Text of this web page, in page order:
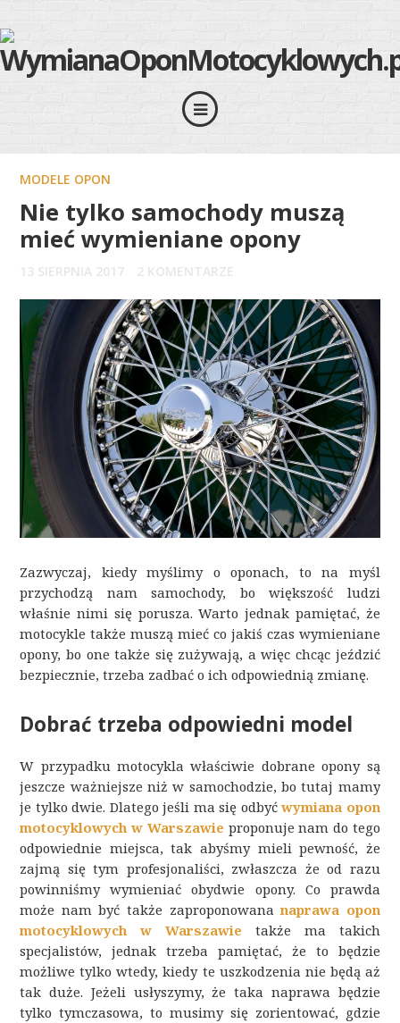
MODELE OPON
Nie tylko samochody muszą
mieć wymieniane opony
13 SIERPNIA 2017 2 KOMENTARZE
Zazwyczaj, kiedy myślimy o oponach, to na myśl
przychodzą nam samochody, bo większość ludzi
właśnie nimi się porusza. Warto jednak pamiętać, że
motocykle także muszą mieć co jakiś czas wymieniane
opony, bo one także się zużywają, a więc chcąc jeździć
bezpiecznie, trzeba zadbać o ich odpowiednią zmianę.
Dobrać trzeba odpowiedni model
W przypadku motocykla właściwie dobrane opony są
jeszcze ważniejsze niż w samochodzie, bo tutaj mamy
je tylko dwie. Dlatego jeśli ma się odbyćwymiana opon
motocyklowych w Warszawie proponuje nam do tego
odpowiednie miejsca, tak abyśmy mieli pewność, że
zajmą się tym profesjonaliści, zwłaszcza że od razu
powinniśmy wymieniać obydwie opony. Co prawda
może nam być także zaproponowananaprawa opon
motocyklowych w Warszawie także ma takich
specjalistów, jednak trzeba pamiętać, że to będzie
możliwe tylko wtedy, kiedy te uszkodzenia nie będą aż
tak duże. Jeżeli usłyszymy, że taka naprawa będzie
tylko tymczasowa, to musimy się zorientować, gdzie